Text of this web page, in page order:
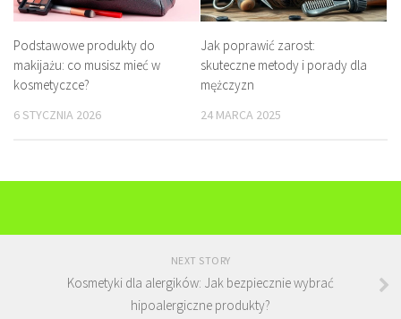
Podstawowe produkty do
makijażu: co musisz mieć w
kosmetyczce?
6 STYCZNIA 2026
Jak poprawić zarost:
skuteczne metody i porady dla
mężczyzn
24 MARCA 2025
NEXT STORY
Kosmetyki dla alergików: Jak bezpiecznie wybrać
hipoalergiczne produkty?